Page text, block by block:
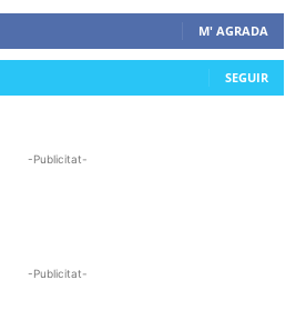
M' AGRADA
SEGUIR
-Publicitat-
-Publicitat-